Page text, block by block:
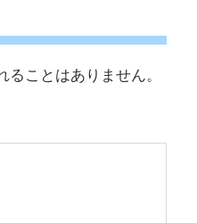
ことはありません。